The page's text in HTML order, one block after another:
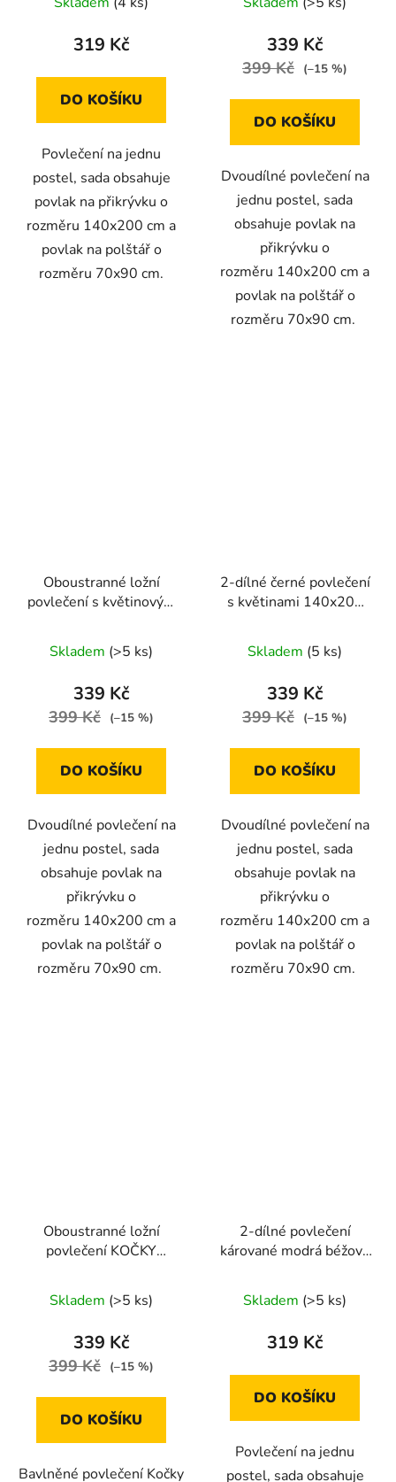
319 Kč
DO KOŠÍKU
Povlečení na jednu
postel, sada obsahuje
povlak na přikrývku o
rozměru 140x200 cm a
povlak na polštář o
rozměru 70x90 cm.
339 Kč
399 Kč (–15 %)
DO KOŠÍKU
Dvoudílné povlečení na
jednu postel, sada
obsahuje povlak na
přikrývku o
rozměru 140x200 cm a
povlak na polštář o
rozměru 70x90 cm.
Oboustranné ložní
povlečení s květinovým
barvách 140 × 200 cm /
70 × 90 cm
Skladem (>5 ks)
339 Kč
399 Kč (–15 %)
DO KOŠÍKU
Dvoudílné povlečení na
jednu postel, sada
obsahuje povlak na
přikrývku o
rozměru 140x200 cm a
povlak na polštář o
rozměru 70x90 cm.
2-dílné černé povlečení
s květinami 140x200
Skladem (5 ks)
339 Kč
399 Kč (–15 %)
DO KOŠÍKU
Dvoudílné povlečení na
jednu postel, sada
obsahuje povlak na
přikrývku o
rozměru 140x200 cm a
povlak na polštář o
rozměru 70x90 cm.
Oboustranné ložní
povlečení KOČKY
cm / 70 × 90 cm
Skladem (>5 ks)
339 Kč
399 Kč (–15 %)
DO KOŠÍKU
Bavlněné povlečení Kočky
2-dílné povlečení
kárované modrá béžová
postel
Skladem (>5 ks)
319 Kč
DO KOŠÍKU
Povlečení na jednu
postel, sada obsahuje